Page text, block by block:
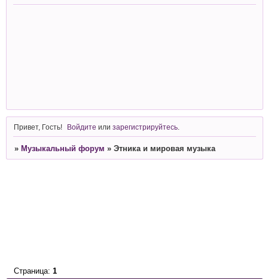
Привет, Гость! Войдите илизарегистрируйтесь
» Музыкальный форум » Этника и мировая музыка
Страница: 1